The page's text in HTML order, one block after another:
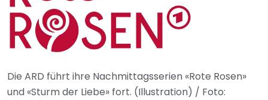
Die ARD führt ihre Nachmittagsserien «Rote Rosen»
und «Sturm der Liebe» fort. (Illustration) / Foto: